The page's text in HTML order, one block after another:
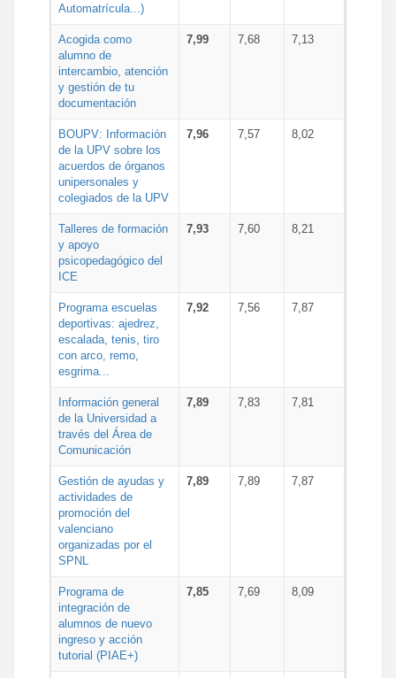
Automatrícula...)
Acogida como
alumno de
intercambio, atención
y gestión de tu
documentación
7,99 7,68 7,13
BOUPV: Información
de la UPV sobre los
acuerdos de órganos
unipersonales y
colegiados de la UPV
7,96 7,57 8,02
Talleres de formación
y apoyo
psicopedagógico del
ICE
7,93 7,60 8,21
Programa escuelas
deportivas: ajedrez,
escalada, tenis, tiro
con arco, remo,
esgrima...
7,92 7,56 7,87
Información general
de la Universidad a
través del Área de
Comunicación
7,89 7,83 7,81
Gestión de ayudas y
actividades de
promoción del
valenciano
organizadas por el
SPNL
7,89 7,89 7,87
Programa de
integración de
alumnos de nuevo
ingreso y acción
tutorial (PIAE+)
7,85 7,69 8,09